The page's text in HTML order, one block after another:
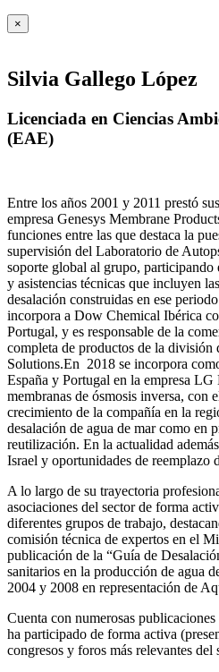
×
Silvia Gallego López
Licenciada en Ciencias
(EAE)
Entre los años 2001 y 2011 prestó
empresa Genesys Membrane
funciones entre las que destaca la
supervisión del Laboratorio de
soporte global al grupo, participando
y asistencias técnicas que incluyen
desalación construidas en ese
incorpora a Dow Chemical Ibérica
Portugal, y es responsable de la
completa de productos de la división
Solutions.En 2018 se incorpora
España y Portugal en la empresa
membranas de ósmosis inversa, con
crecimiento de la compañía en la
desalación de agua de mar como en
reutilización. En la actualidad
Israel y oportunidades de reemplazo
A lo largo de su trayectoria
asociaciones del sector de forma
diferentes grupos de trabajo,
comisión técnica de expertos en el
publicación de la “Guía de
sanitarios en la producción de agua
2004 y 2008 en representación de
Cuenta con numerosas
ha participado de forma activa
congresos y foros más relevantes del